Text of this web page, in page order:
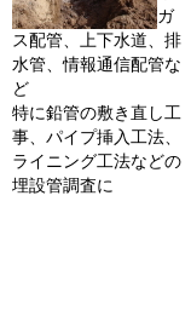
ガ
ス配管、上下水道、排
水管、情報通信配管な
ど
特に鉛管の敷き直し工
事、パイプ挿入工法、
ライニング工法などの
埋設管調査に